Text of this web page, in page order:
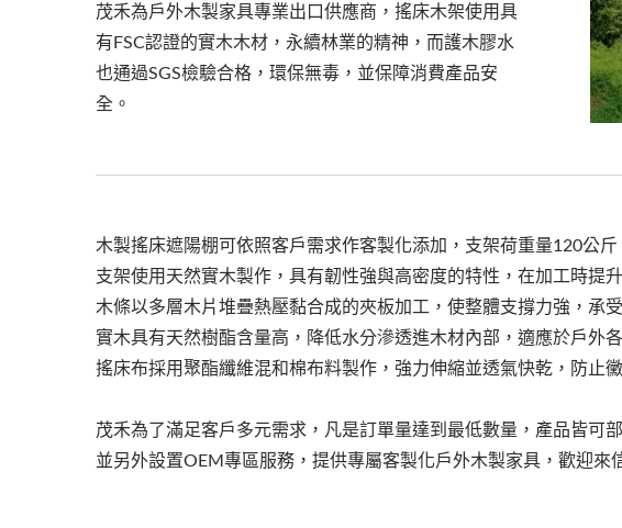
茂禾為戶外木製家具專業出口供應商，搖床木架使用具
有FSC認證的實木木材，永續林業的精神，而護木膠水
也通過SGS檢驗合格，環保無毒，並保障消費產品安
全。
木製搖床遮陽棚可依照客戶需求作客製化添加，支架荷重量120公
支架使用天然實木製作，具有韌性強與高密度的特性，在加工時提
木條以多層木片堆疊熱壓黏合成的夾板加工，使整體支撐力強，承
實木具有天然樹酯含量高，降低水分滲透進木材內部，適應於戶外
搖床布採用聚酯纖維混和棉布料製作，強力伸縮並透氣快乾，防止
茂禾為了滿足客戶多元需求，凡是訂單量達到最低數量，產品皆可
並另外設置OEM專區服務，提供專屬客製化戶外木製家具，歡迎來